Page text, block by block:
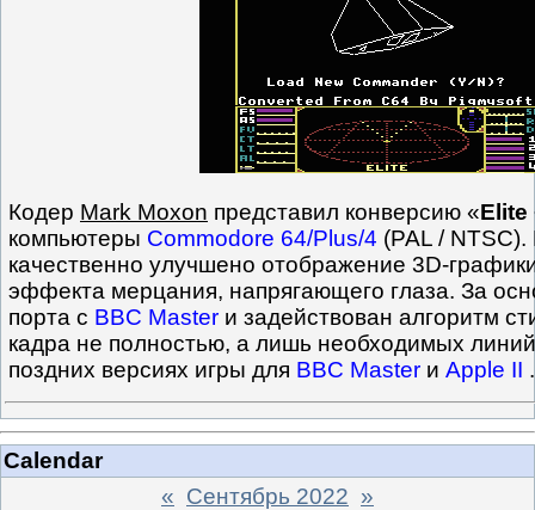
Кодер Mark Moxon представил конверсию «Elite
компьютеры Commodore 64/Plus/4 (PAL /
качественно улучшено отображение 3D-
эффекта мерцания, напрягающего глаза. За
порта с BBC Master и задействован алгоритм
кадра не полностью, а лишь необходимых
поздних версиях игры для BBC Master и Apple II
Calendar
« Сентябрь 2022 »